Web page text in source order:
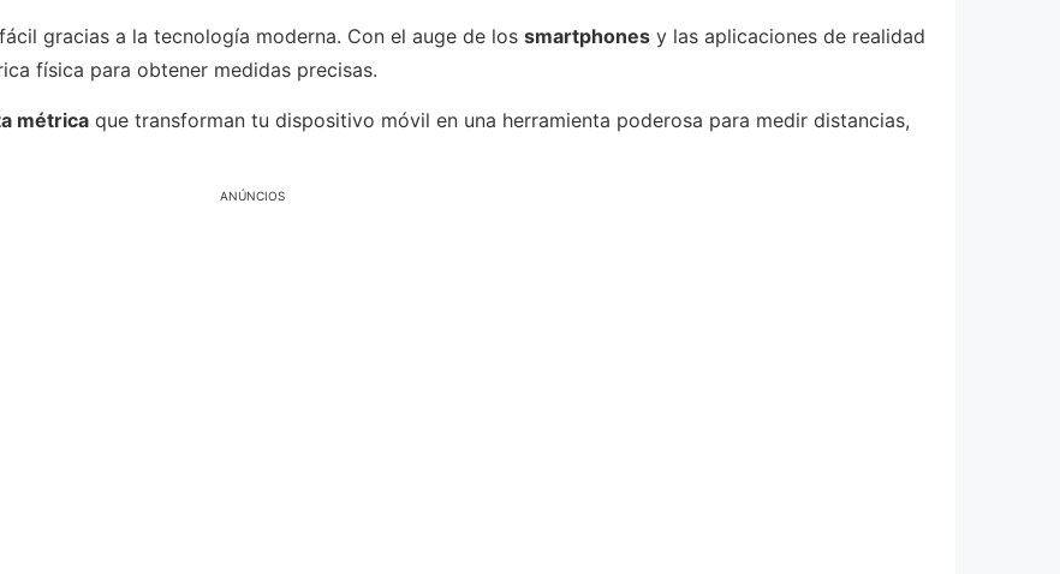
gracias a la tecnología moderna. Con el auge de los smartphones y las aplicaciones de realidad
física para obtener medidas precisas.
métrica que transforman tu dispositivo móvil en una herramienta poderosa para medir distancias,
ANÚNCIOS